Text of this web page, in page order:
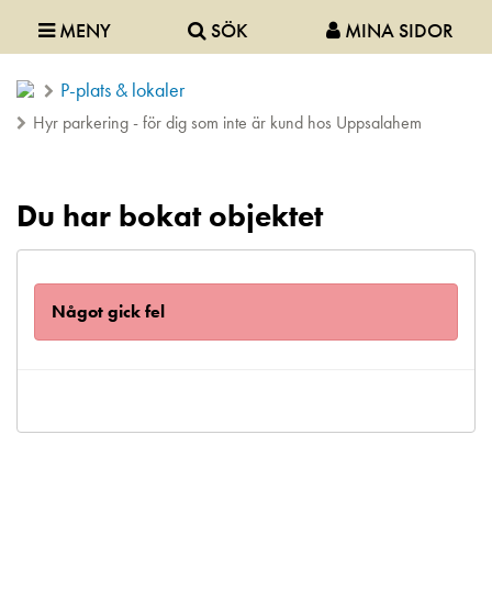
MENY SÖK MINA SIDOR
P-plats & lokaler
Hyr parkering - för dig som inte är kund hos Uppsalahem
Du har bokat objektet
Något gick fel